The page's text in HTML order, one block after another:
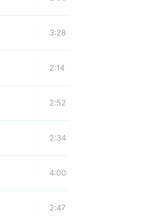
3:28
2:14
2:52
2:34
4:00
2:47